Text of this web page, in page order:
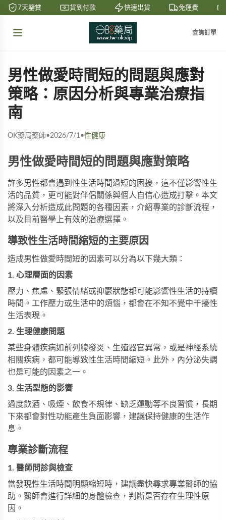
7天鑒賞 貨到付款 快速出貨 免運費
查詢訂單
男性做愛時間短的問題與應對
策略：原因分析與專業治療指
南
OK藥局藥師•2026/7/1•性健康
男性做愛時間短的問題與應對策略
許多男性都會遇到性生活時間過短的困擾，這不僅影響性生
活的品質，更可能對伴侶關係與個人自信心造成打擊。本文
將深入分析造成此問題的各種因素，介紹專業的診斷流程，
以及目前醫學上有效的治療選擇。
導致性生活時間縮短的主要原因
造成男性做愛時間短的因素可以分為以下幾大類：
1. 心理層面的因素
壓力、焦慮、緊張情緒或抑鬱狀態都可能影響性生活的持續
時間。工作壓力或生活中的煩惱，都會在不知不覺中干擾性
生活表現。
2. 生理健康問題
某些身體疾病如前列腺發炎、生殖器官異常，或是神經系統
相關疾病，都可能導致性生活時間縮短。此外，內分泌失調
也是可能的因素之一。
3. 生活型態的影響
過度飲酒、吸煙、飲食不規律、缺乏運動等不良習慣，長期
下來都會對性功能產生負面影響，建議保持健康的生活作
息。
專業診斷流程
1. 醫師問診與檢查
當發現性生活時間明顯縮短時，建議盡快尋求專業醫師的協
助。醫師會進行詳細的身體檢查，判斷是否存在生理性原
因。